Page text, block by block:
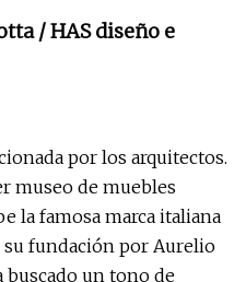
/ HAS diseño e
por los arquitectos.
museo de muebles
la famosa marca italiana
su fundación por Aurelio
buscado un tono de